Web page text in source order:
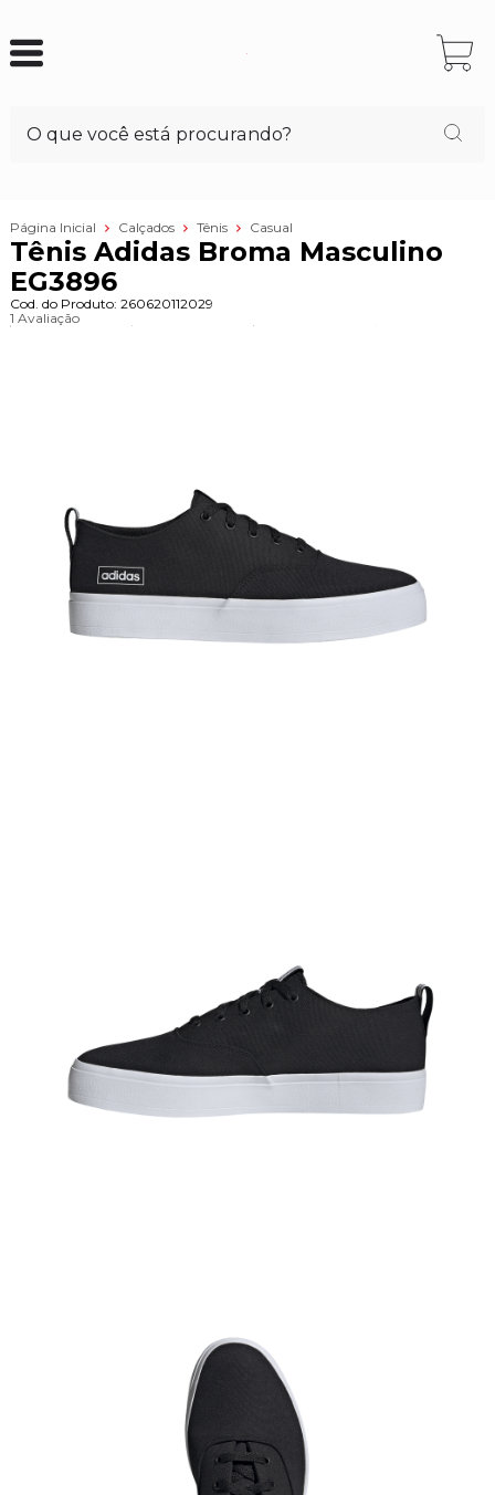
Página Inicial Calçados Tênis Casual
Tênis Adidas Broma Masculino
EG3896
Cod. do Produto: 260620112029
1 Avaliação